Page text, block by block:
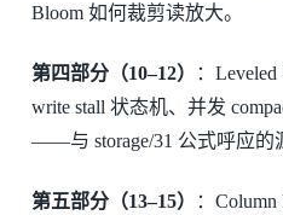
Bloom 如何裁剪读放大。
第四部分（10–12）
：
write stall 状态机、并发
——与 storage/31 公式呼应的
第五部分（13–15）
：